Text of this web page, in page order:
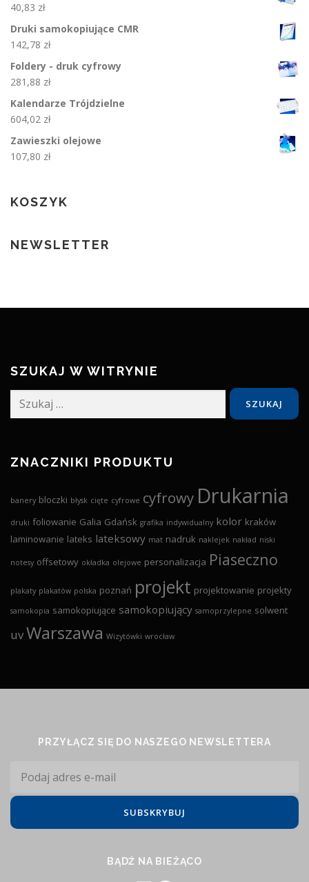
40,83 zł
Druki samokopiujące CMR
142,78 zł
Foldery - druk cyfrowy
281,88 zł
Kalendarze Trójdzielne
604,02 zł
Zawieszki olejowe
107,80 zł
KOSZYK
NEWSLETTER
SZUKAJ W WITRYNIE
Szukaj:
ZNACZNIKI PRODUKTU
banery bloczki błysk cięte cyfrowe cyfrowy Drukarnia
druki foliowanie Galia Gdańsk grafika indywidualny kolor kraków
laminowanie lateks lateksowy mat nadruk naklejek nakład niski
notesy offsetowy okładka olejowe personalizacja Piaseczno
plakaty plakatów polska poznań projekt projektowanie projekty
samokopia samokopiujące samokopiujący samoprzylepne solwent
uvWarszawa Wizytówki wrocław
PRZYŁĄCZ SIĘ DO NASZEGO NEWSLETTERA
BĄDŹ NA BIEŻĄCO